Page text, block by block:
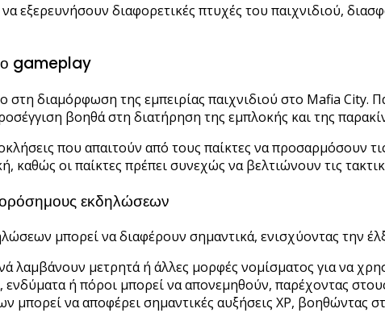
εξερευνήσουν διαφορετικές πτυχές του παιχνιδιού,
gameplay
διαμόρφωση της εμπειρίας παιχνιδιού στο Mafia City.
βοηθά στη διατήρηση της εμπλοκής και της
που απαιτούν από τους παίκτες να προσαρμόσουν
καθώς οι παίκτες πρέπει συνεχώς να βελτιώνουν τις
ορόσημους εκδηλώσεων
μπορεί να διαφέρουν σημαντικά, ενισχύοντας την
λαμβάνουν μετρητά ή άλλες μορφές νομίσματος για να
ενδύματα ή πόροι μπορεί να απονεμηθούν, παρέχοντας
μπορεί να αποφέρει σημαντικές αυξήσεις XP, βοηθώντας